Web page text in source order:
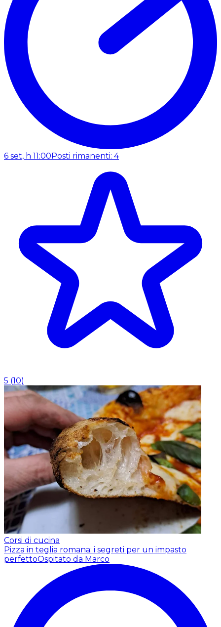
6 set, h 11:00Posti rimanenti: 4
5 (10)
Corsi di cucina
Pizza in teglia romana: i segreti per un impasto
perfettoOspitato da Marco